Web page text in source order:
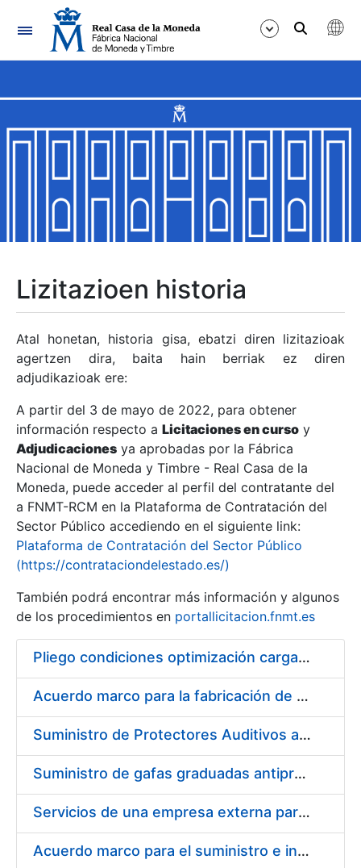
Nabigazioa
Erakutsi/Ezkutatu
Erakutsi/Ezkutatu
Erakutsi/Ezkutatu
Erakutsi/Ezkutatu
Erakutsi/Ezkutatu
Erakutsi/Ezkutatu
Erakutsi/Ezkutatu
Erakutsi/Ezkutatu
Lizitazioen historia
Atal honetan, historia gisa, ebatzi diren lizitazioak
agertzen dira, baita hain berriak ez diren
adjudikazioak ere:
A partir del 3 de mayo de 2022, para obtener
información respecto a Licitaciones en curso y
Adjudicaciones ya aprobadas por la Fábrica
Nacional de Moneda y Timbre - Real Casa de la
Moneda, puede acceder al perfil del contratante del
a FNMT-RCM en la Plataforma de Contratación del
Sector Público accediendo en el siguiente link:
Plataforma de Contratación del Sector Público
(https://contrataciondelestado.es/)
También podrá encontrar más información y algunos
de los procedimientos en portallicitacion.fnmt.es
Pliego condiciones optimización cargas compras firmado
Acuerdo marco para la fabricación de piezas
Suministro de Protectores Auditivos a medida para las personas trabajadoras de los Centros de Trabajo de Madrid y Burgos
Suministro de gafas graduadas antiproyecciones para los trabajadores de la FNMT-RCM en los centros de trabajo de Madrid y Burgos
Servicios de una empresa externa para el asesoramiento y resolución de los recursos de alzada que se presentan relacionados con procesos de selección para la FNMT-RCM
Acuerdo marco para el suministro e instalación de persianas, estores y otros complementos